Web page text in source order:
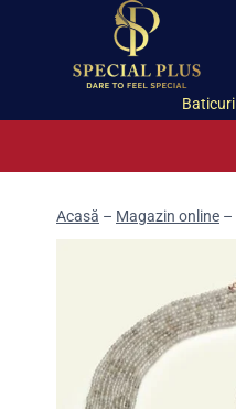
Baticuri
Acasă – Magazin online –